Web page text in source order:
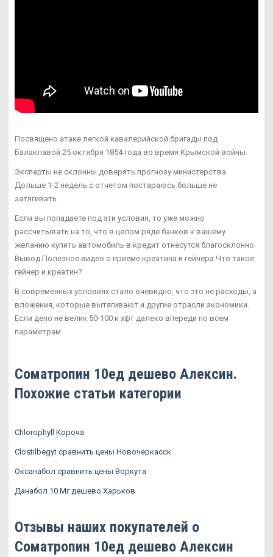
Посвящено атаке легкой кавалерийской бригады под
Балаклавой 25 октября 1854 года во время Крымской войны.
Эксперты не склонны доверять прогнозу министерства.
Дольше 1-2 недель с отчетом постараюсь больше не
затягивать.
Если вы попадаете под эти условия, то уже можно
рассчитывать на то, что в целом ряде банков к вашему
желанию купить автомобиль в кредит отнесутся благосклонно.
Вывод Полезное видео о приеме креатина и гейнера Что такое
гейнер и креатин?
В современных условиях стало очевидно, что это не расходы, а
вложения, которые вытягивают и другие отрасли экономики.
Если депо не велик 50-100 к хфт далеко впереди по всем
параметрам.
Cоматропин 10ед дешево Алексин.
Похожие статьи категории
Chlorophyll Короча
Clostilbegyt сравнить цены Новочеркасск
Оксанабол сравнить цены Воркута
Данабол 10 Мг дешево Харьков
Отзывы наших покупателей о
Cоматропин 10ед дешево Алексин